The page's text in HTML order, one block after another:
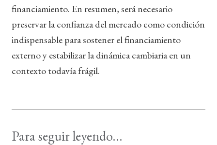
financiamiento. En resumen, será necesario
preservar la confianza del mercado como condición
indispensable para sostener el financiamiento
externo y estabilizar la dinámica cambiaria en un
contexto todavía frágil.
Para seguir leyendo...